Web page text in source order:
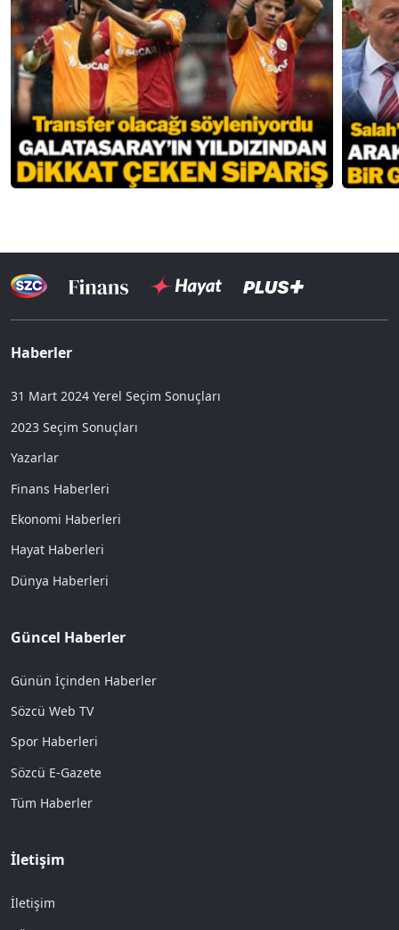
Haberler
31 Mart 2024 Yerel Seçim Sonuçları
2023 Seçim Sonuçları
Yazarlar
Finans Haberleri
Ekonomi Haberleri
Hayat Haberleri
Dünya Haberleri
Güncel Haberler
Günün İçinden Haberler
Sözcü Web TV
Spor Haberleri
Sözcü E-Gazete
Tüm Haberler
İletişim
İletişim